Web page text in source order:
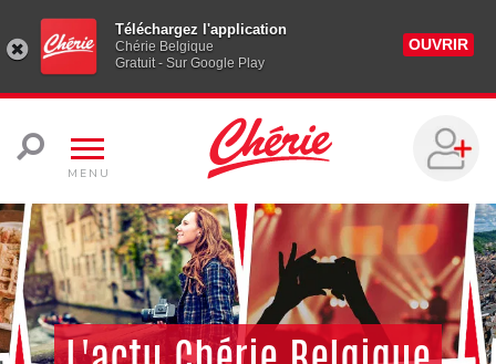
Téléchargez l'application
Chérie Belgique
Gratuit - Sur Google Play
OUVRIR
MENU